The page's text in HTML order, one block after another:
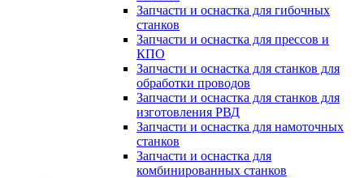
Запчасти и оснастка для гибочных
станков
Запчасти и оснастка для прессов и
КПО
Запчасти и оснастка для станков для
обработки проводов
Запчасти и оснастка для станков для
изготовления РВД
Запчасти и оснастка для намоточных
станков
Запчасти и оснастка для
комбинированных станков